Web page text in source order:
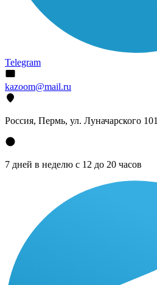
Telegram
kazoom@mail.ru
Россия, Пермь, ул. Луначарского 101
7 дней в неделю с 12 до 20 часов